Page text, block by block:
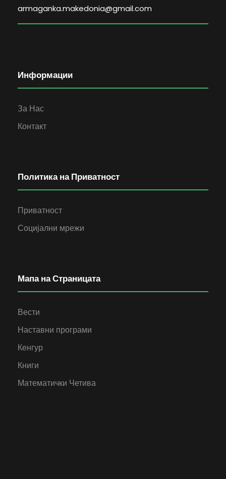
armaganka.makedonia@gmail.com
Информации
За Нас
Контакт
Политика на Приватност
Приватност
Социјални мрежи
Мапа на Страницата
Вести
Наставни програми
Кенгур
Книги
Математички Четива